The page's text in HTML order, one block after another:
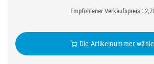
Empfohlener Verkaufspreis :
Die Artikelnummer